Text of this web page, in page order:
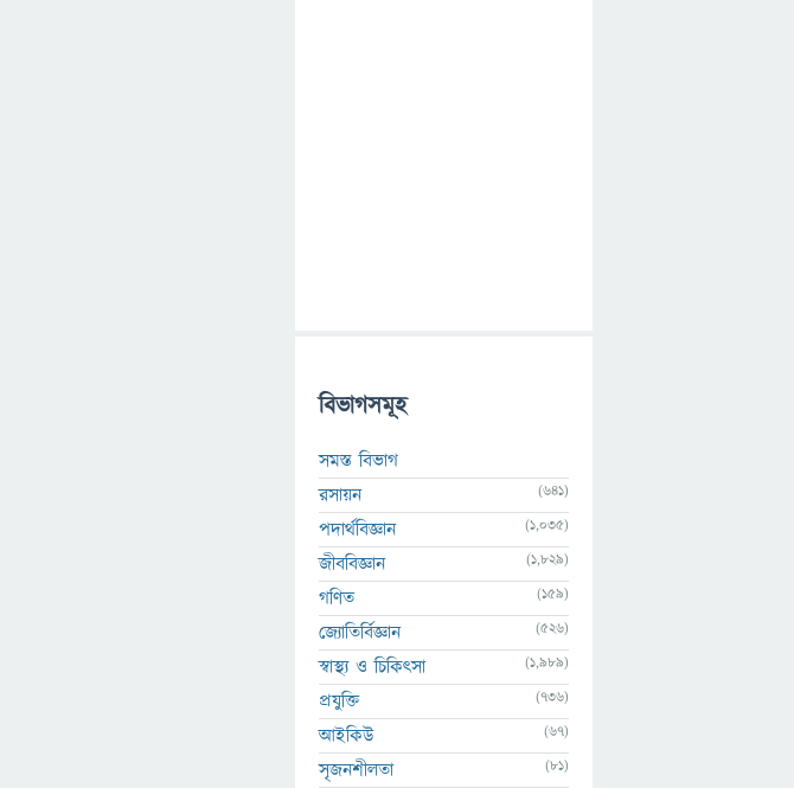
বিভাগসমূহ
সমস্ত বিভাগ
রসায়ন
(641)
পদার্থবিজ্ঞান (1,035)
জীববিজ্ঞান (1,829)
গণিত (159)
জ্যোতির্বিজ্ঞান (526)
স্বাস্থ্য ও চিকিৎসা (1,989)
প্রযুক্তি (736)
আইকিউ (67)
সৃজনশীলতা (81)